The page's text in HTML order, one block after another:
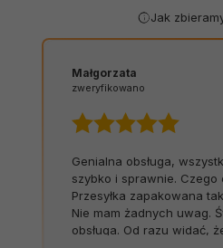
Jak
Małgorzata
zweryfikowano
Genialna obsługa,
szybko i sprawnie. Czego
Przesyłka zapakowana
Nie mam żadnych uwag.
obsługa. Od razu widać,